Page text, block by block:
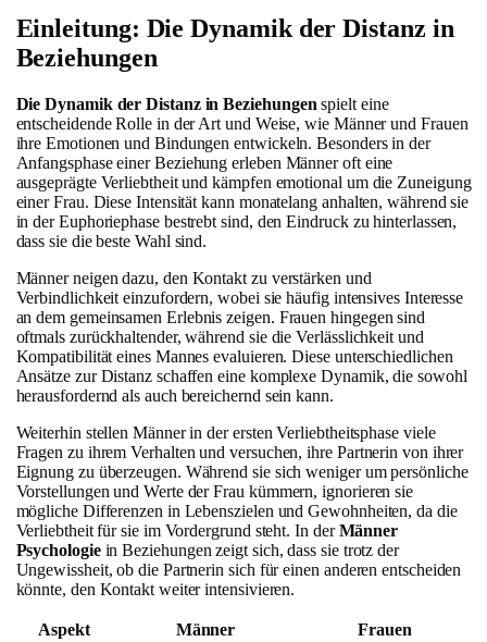
Einleitung: Die Dynamik der Distanz in
Beziehungen
Die Dynamik der Distanz in Beziehungen spielt eine
entscheidende Rolle in der Art und Weise, wie Männer und Frauen
ihre Emotionen und Bindungen entwickeln. Besonders in der
Anfangsphase einer Beziehung erleben Männer oft eine
ausgeprägte Verliebtheit und kämpfen emotional um die Zuneigung
einer Frau. Diese Intensität kann monatelang anhalten, während sie
in der Euphoriephase bestrebt sind, den Eindruck zu hinterlassen,
dass sie die beste Wahl sind.
Männer neigen dazu, den Kontakt zu verstärken und
Verbindlichkeit einzufordern, wobei sie häufig intensives Interesse
an dem gemeinsamen Erlebnis zeigen. Frauen hingegen sind
oftmals zurückhaltender, während sie die Verlässlichkeit und
Kompatibilität eines Mannes evaluieren. Diese unterschiedlichen
Ansätze zur Distanz schaffen eine komplexe Dynamik, die sowohl
herausfordernd als auch bereichernd sein kann.
Weiterhin stellen Männer in der ersten Verliebtheitsphase viele
Fragen zu ihrem Verhalten und versuchen, ihre Partnerin von ihrer
Eignung zu überzeugen. Während sie sich weniger um persönliche
Vorstellungen und Werte der Frau kümmern, ignorieren sie
mögliche Differenzen in Lebenszielen und Gewohnheiten, da die
Verliebtheit für sie im Vordergrund steht. In derMänner
Psychologiein Beziehungen zeigt sich, dass sie trotz der
Ungewissheit, ob die Partnerin sich für einen anderen entscheiden
könnte, den Kontakt weiter intensivieren.
Aspekt Männer Frauen